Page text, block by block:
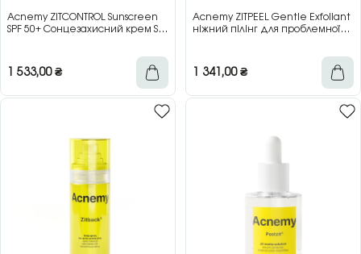
Acnemy ZITCONTROL Sunscreen
SPF 50+ Сонцезахисний крем SPF
1 533,00₴
Acnemy ZITPEEL Gentle Exfoliant
ніжний пілінг для проблемної
1 341,00₴